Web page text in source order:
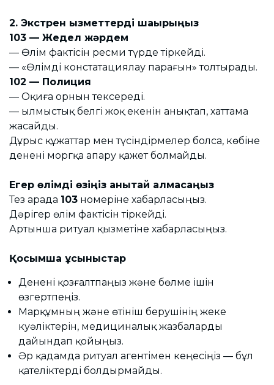
2. Экстрен қызметтерді шақырыңыз
103 — Жедел жәрдем
— Өлім фактісін ресми түрде тіркейді.
— «Өлімді констатациялау парағын» толтырады.
102 — Полиция
— Оқиға орнын тексереді.
— Қылмыстық белгі жоқ екенін анықтап, хаттама
жасайды.
Дұрыс құжаттар мен түсіндірмелер болса, көбіне
денені моргқа апару қажет болмайды.
Егер өлімді өзіңіз анықтай алмасаңыз
Тез арада 103 номеріне хабарласыңыз.
Дәрігер өлім фактісін тіркейді.
Артынша ритуал қызметіне хабарласыңыз.
Қосымша ұсыныстар
Денені қозғалтпаңыз және бөлме ішін
өзгертпеңіз.
Марқұмның және өтініш берушінің жеке
куәліктерін, медициналық жазбаларды
дайындап қойыңыз.
Әр қадамда ритуал агентімен кеңесіңіз — бұл
қателіктерді болдырмайды.